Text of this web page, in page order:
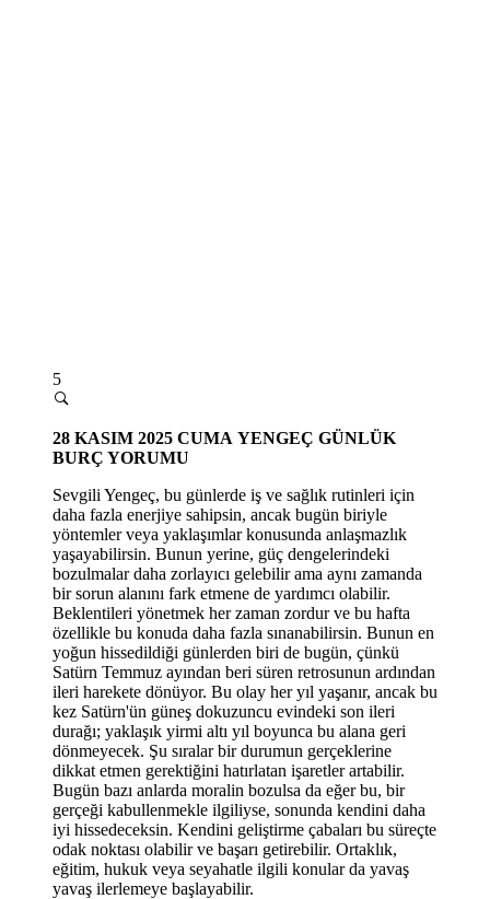
5
28 KASIM 2025 CUMA YENGEÇ GÜNLÜK
BURÇ YORUMU
Sevgili Yengeç, bu günlerde iş ve sağlık rutinleri için
daha fazla enerjiye sahipsin, ancak bugün biriyle
yöntemler veya yaklaşımlar konusunda anlaşmazlık
yaşayabilirsin. Bunun yerine, güç dengelerindeki
bozulmalar daha zorlayıcı gelebilir ama aynı zamanda
bir sorun alanını fark etmene de yardımcı olabilir.
Beklentileri yönetmek her zaman zordur ve bu hafta
özellikle bu konuda daha fazla sınanabilirsin. Bunun en
yoğun hissedildiği günlerden biri de bugün, çünkü
Satürn Temmuz ayından beri süren retrosunun ardından
ileri harekete dönüyor. Bu olay her yıl yaşanır, ancak bu
kez Satürn'ün güneş dokuzuncu evindeki son ileri
durağı; yaklaşık yirmi altı yıl boyunca bu alana geri
dönmeyecek. Şu sıralar bir durumun gerçeklerine
dikkat etmen gerektiğini hatırlatan işaretler artabilir.
Bugün bazı anlarda moralin bozulsa da eğer bu, bir
gerçeği kabullenmekle ilgiliyse, sonunda kendini daha
iyi hissedeceksin. Kendini geliştirme çabaları bu süreçte
odak noktası olabilir ve başarı getirebilir. Ortaklık,
eğitim, hukuk veya seyahatle ilgili konular da yavaş
yavaş ilerlemeye başlayabilir.